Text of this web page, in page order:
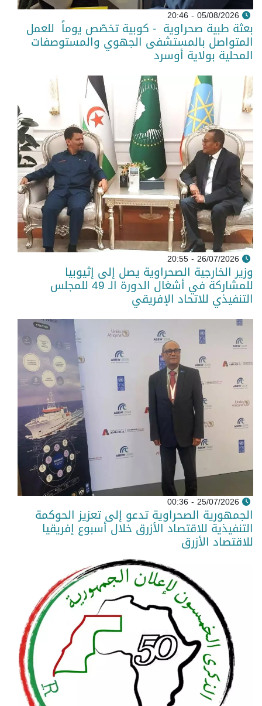
05/08/2026 - 20:46
بعثة طبية صحراوية - كوبية تخصّص يوماً للعمل
المتواصل بالمستشفى الجهوي والمستوصفات
المحلية بولاية أوسرد
26/07/2026 - 20:55
وزير الخارجية الصحراوية يصل إلى إثيوبيا
للمشاركة في أشغال الدورة الـ 49 للمجلس
التنفيذي للاتحاد الإفريقي
25/07/2026 - 00:36
الجمهورية الصحراوية تدعو إلى تعزيز الحوكمة
التنفيذية للاقتصاد الأزرق خلال أسبوع إفريقيا
للاقتصاد الأزرق